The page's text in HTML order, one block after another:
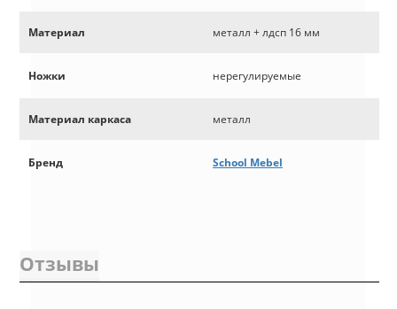
Материал металл + лдсп 16 мм
Ножки нерегулируемые
Материал каркаса металл
Бренд School Mebel
Отзывы